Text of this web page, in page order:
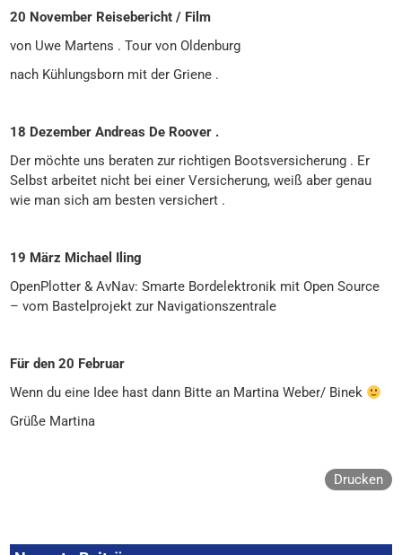
20 November Reisebericht / Film
von Uwe Martens . Tour von Oldenburg
nach Kühlungsborn mit der Griene .
18 Dezember Andreas De Roover .
Der möchte uns beraten zur richtigen Bootsversicherung . Er
Selbst arbeitet nicht bei einer Versicherung, weiß aber genau
wie man sich am besten versichert .
19 März Michael Iling
OpenPlotter & AvNav: Smarte Bordelektronik mit Open Source
– vom Bastelprojekt zur Navigationszentrale
Für den 20 Februar
Wenn du eine Idee hast dann Bitte an Martina Weber/ Binek
Grüße Martina
Drucken